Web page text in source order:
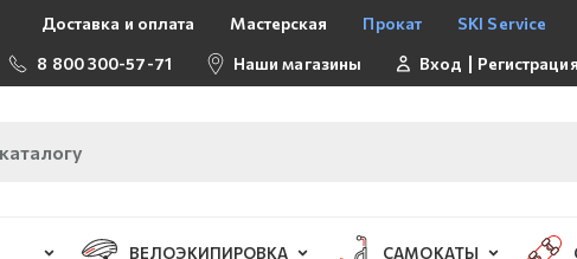
Доставка и оплата Мастерская Прокат
SKI Service
8 800 300-57-71
Наши магазины Вход Регистрация
ВЕЛОЭКИПИРОВКА САМОКАТЫ